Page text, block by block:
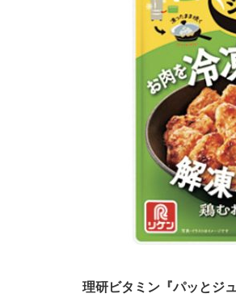
理研ビタミン『パッとジ